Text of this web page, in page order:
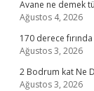
Avane ne demek
Ağustos 4, 2026
170 derece
Ağustos 3, 2026
2 Bodrum kat Ne
Ağustos 3, 2026